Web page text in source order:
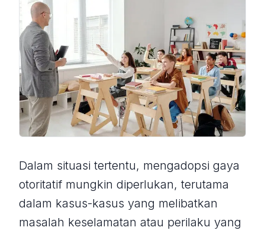
Dalam situasi tertentu, mengadopsi gaya
otoritatif mungkin diperlukan, terutama
dalam kasus-kasus yang melibatkan
masalah keselamatan atau perilaku yang